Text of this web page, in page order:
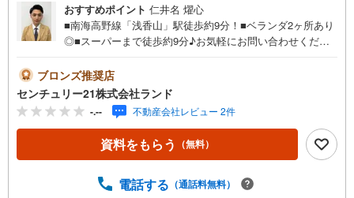
おすすめポイント 仁井名 燿心
■南海高野線「浅香山」駅徒歩約9分！■ベランダ2ヶ所あり
◎■スーパーまで徒歩約9分♪お気軽にお問い合わせくださ
ランド阿波座店は・・・ お客様のニーズに寄り添い、大
切なお住まいのご購入に最後まで伴走いたします！●リフォ
ームのご相談も承っております。●購入・売却・ローンのご
相談・・・なんでもお気軽にご相談くださいませ！〇大阪
メトロ千日前線・中央線「阿波座」駅5番出口より徒歩約2
分！〇営業時間:10:00～20:00（火曜日・水曜日定休日※祝
内が可能です。ご連絡お待ちしております！
ブロンズ推奨店
センチュリー21株式会社ランド
-.-- 不動産会社レビュー 2件
資料をもらう （無料）
電話する （通話料無料）